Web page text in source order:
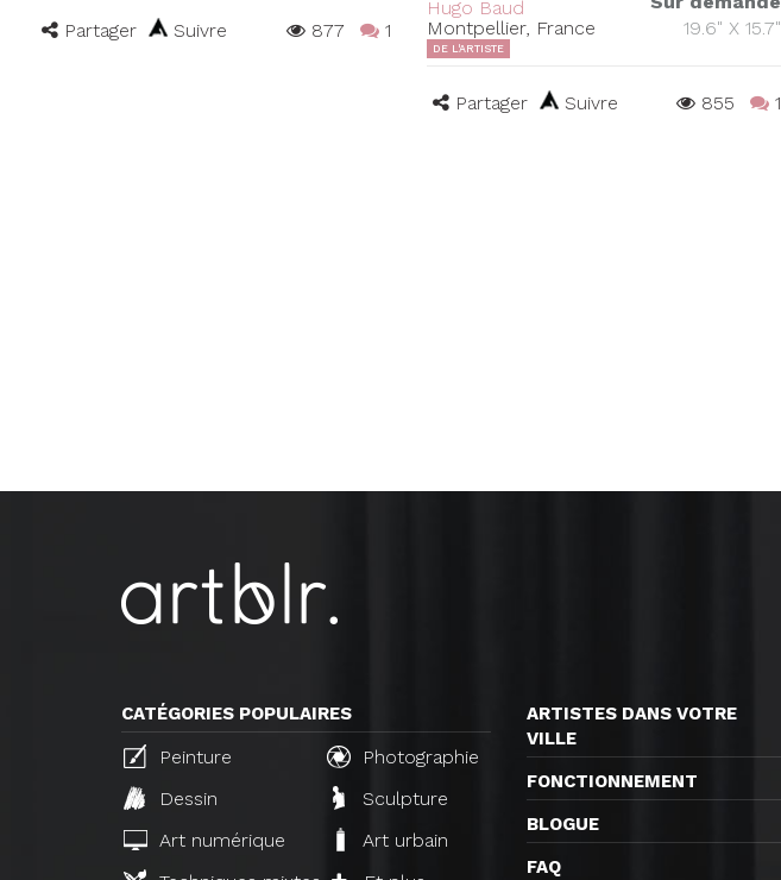
Partager Suivre 877 1
Hugo Baud
Montpellier, France
19.6" X 15.7"
DE L'ARTISTE
Partager Suivre 855 1
CATÉGORIES POPULAIRES
Peinture
Photographie
Dessin
Sculpture
Art numérique
Art urbain
ARTISTES DANS VOTRE
VILLE
FONCTIONNEMENT
BLOGUE
FAQ